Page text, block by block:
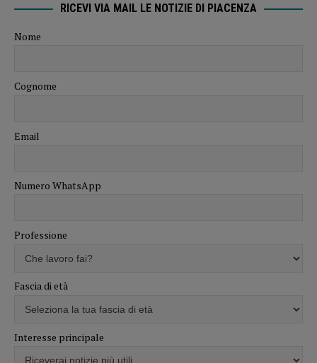
RICEVI VIA MAIL LE NOTIZIE DI PIACENZA
Nome
Cognome
Email
Numero WhatsApp
Professione
Fascia di età
Interesse principale